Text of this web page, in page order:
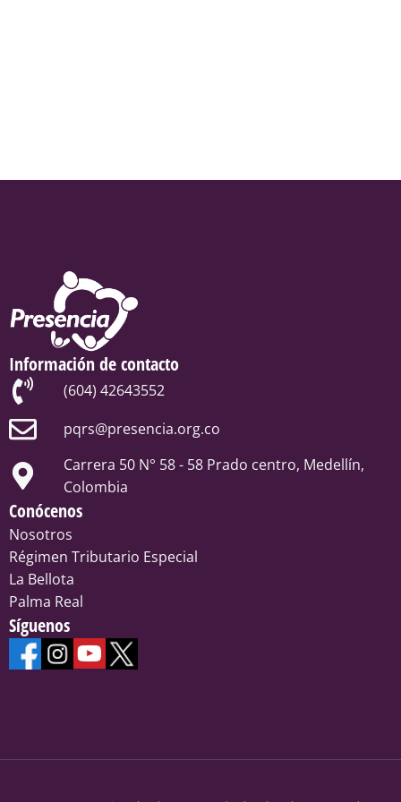
Información de contacto
(604) 42643552
pqrs@presencia.org.co
Carrera 50 N° 58 - 58 Prado centro, Medellín,
Colombia
Conócenos
Nosotros
Régimen Tributario Especial
La Bellota
Palma Real
Síguenos